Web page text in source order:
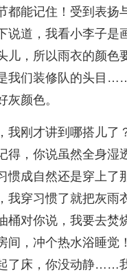
都能记住！受到表扬
说道，我看小李子是
儿，所以雨衣的颜色
我们装修队的头目
灰颜色。
我刚才讲到哪搭儿了
得，你说虽然全身湿
惯成自然还是穿上了
我穿习惯了就把灰雨
桶对你说，我要去焚
间，冲个热水浴睡觉
了床，你没动静……